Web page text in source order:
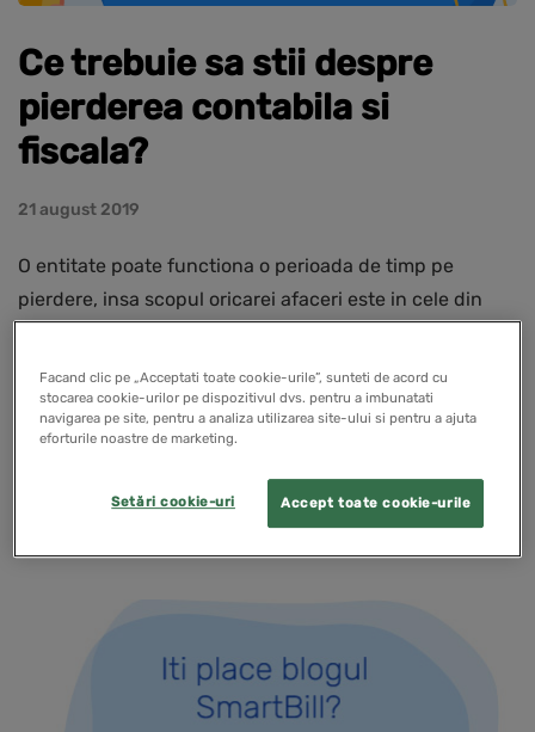
Ce trebuie sa stii despre
pierderea contabila si
fiscala?
21 august 2019
O entitate poate functiona o perioada de timp pe
pierdere, insa scopul oricarei afaceri este in cele din
luate masuri suplimentare pentru revigorarea
activitatii.
READ MORE
Facand clic pe „Acceptati toate cookie-urile”, sunteti de acord cu
stocarea cookie-urilor pe dispozitivul dvs. pentru a imbunatati
navigarea pe site, pentru a analiza utilizarea site-ului si pentru a ajuta
eforturile noastre de marketing.
Accept toate cookie-urile
Setări cookie-uri